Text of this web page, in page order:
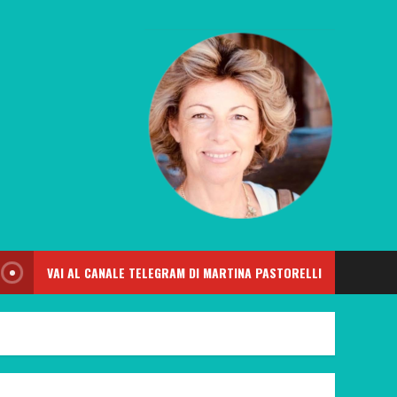
VAI AL CANALE TELEGRAM DI MARTINA PASTORELLI